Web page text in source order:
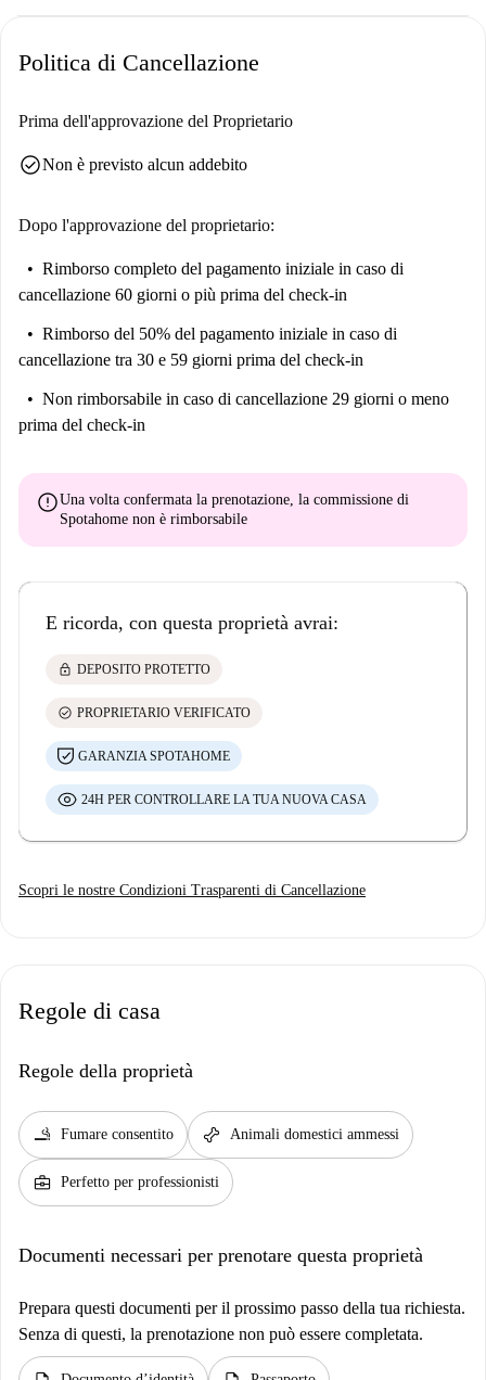
Politica di Cancellazione
Prima dell'approvazione del Proprietario
check_circleNon è previsto alcun addebito
Dopo l'approvazione del proprietario:
Rimborso completo del pagamento iniziale in caso di
cancellazione 60 giorni o più prima del check-in
Rimborso del 50% del pagamento iniziale in caso di
cancellazione tra 30 e 59 giorni prima del check-in
Non rimborsabile in caso di cancellazione 29 giorni o meno
prima del check-in
errorUna volta confermata la prenotazione, la commissione di
Spotahome non è rimborsabile
E ricorda, con questa proprietà avrai:
lock DEPOSITO PROTETTO
check_circle PROPRIETARIO VERIFICATO
GARANZIA SPOTAHOME
24H PER CONTROLLARE LA TUA NUOVA CASA
Scopri le nostre Condizioni Trasparenti di Cancellazione
Regole di casa
Regole della proprietà
smoking_rooms Fumare consentito pet_supplies Animali domestici ammessi
business_center Perfetto per professionisti
Documenti necessari per prenotare questa proprietà
Prepara questi documenti per il prossimo passo della tua richiesta.
Senza di questi, la prenotazione non può essere completata.